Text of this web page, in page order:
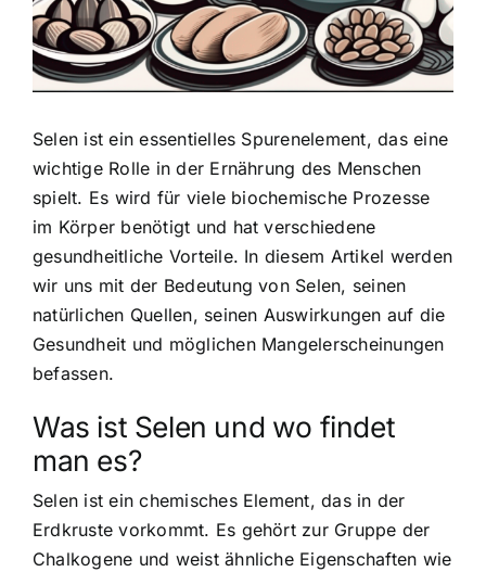
Selen ist ein essentielles Spurenelement, das eine
wichtige Rolle in der Ernährung des Menschen
spielt. Es wird für viele biochemische Prozesse
im Körper benötigt und hat verschiedene
gesundheitliche Vorteile. In diesem Artikel werden
wir uns mit der Bedeutung von Selen, seinen
natürlichen Quellen, seinen Auswirkungen auf die
Gesundheit und möglichen Mangelerscheinungen
befassen.
Was ist Selen und wo findet
man es?
Selen ist ein chemisches Element, das in der
Erdkruste vorkommt. Es gehört zur Gruppe der
Chalkogene und weist ähnliche Eigenschaften wie